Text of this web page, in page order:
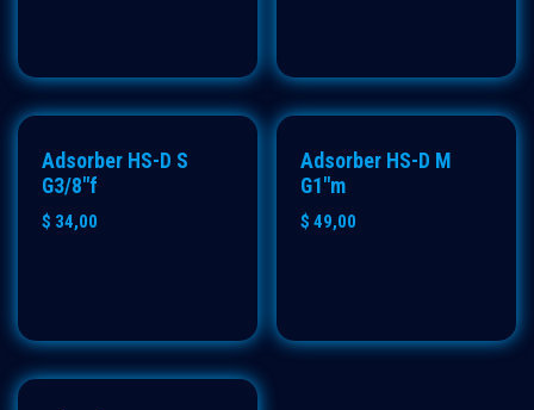
Adsorber HS-D S
G3/8"f
$ 34,00
Adsorber HS-D M
G1"m
$ 49,00